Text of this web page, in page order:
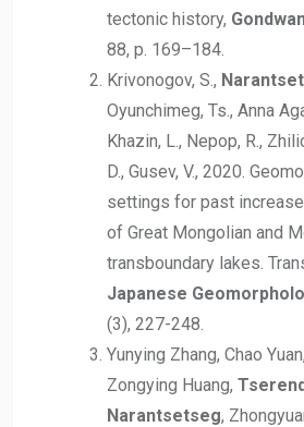
tectonic history,
88, p. 169–184.
Krivonogov, S.,
Oyunchimeg, Ts., Anna
Khazin, L., Nepop, R.,
D., Gusev, V., 2020.
settings for past
of Great Mongolian and
transboundary lakes.
Japanese
(3), 227-248.
Yunying Zhang, Chao
Zongying Huang,
Narantsetseg,